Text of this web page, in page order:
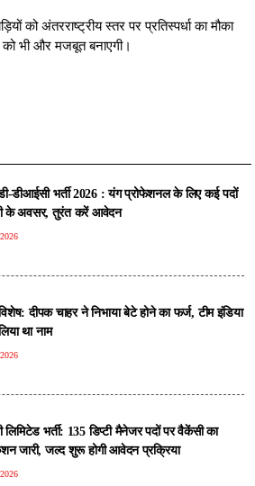
को अंतरराष्ट्रीय स्तर पर प्रतिस्पर्धा का मौका
को भी और मजबूत बनाएगी।
डीआईसी भर्ती 2026 : यंग प्रोफेशनल के लिए कई पदों
के अवसर, तुरंत करें आवेदन
दीपक चाहर ने निभाया बेटे होने का फर्ज, टीम इंडिया
था नाम
लिमिटेड भर्ती: 135 डिप्टी मैनेजर पदों पर वैकेंसी का
जारी, जल्द शुरू होगी आवेदन प्रक्रिया